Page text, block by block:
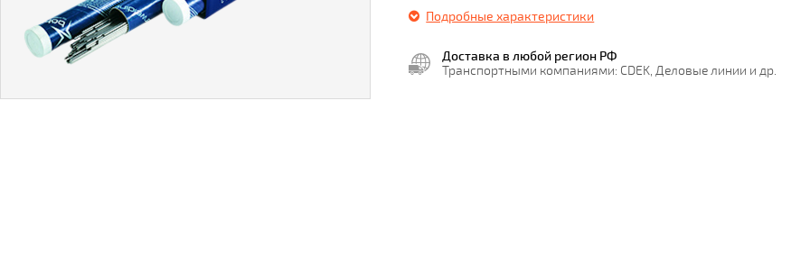
Подробные характеристики
Доставка в любой регион РФ
Транспортными компаниями: CDEK, Деловые линии и др.